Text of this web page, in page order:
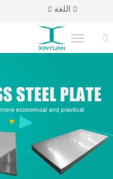
اللغة